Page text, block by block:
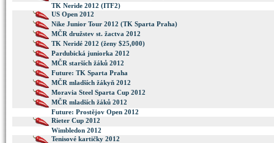
TK Neride 2012 (ITF2)
US Open 2012
Nike Junior Tour 2012 (TK Sparta Praha)
MČR družstev st. žactva 2012
TK Neridé 2012 (ženy $25,000)
Pardubická juniorka 2012
MČR starších žáků 2012
Future: TK Sparta Praha
MČR mladších žákyň 2012
Moravia Steel Sparta Cup 2012
MČR mladších žáků 2012
Future: Prostějov Open 2012
Rieter Cup 2012
Wimbledon 2012
Tenisové kartičky 2012